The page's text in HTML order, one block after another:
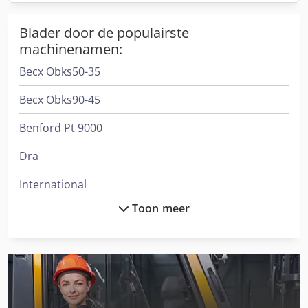
Blader door de populairste
machinenamen:
Becx Obks50-35
Becx Obks90-45
Benford Pt 9000
Dra
International
International 3288
International 3688
Toon meer